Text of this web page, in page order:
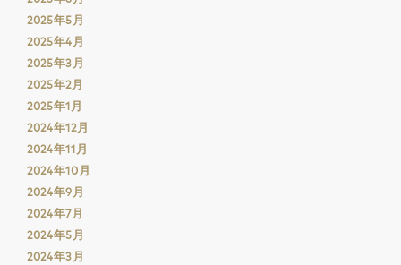
2025年5月
2025年4月
2025年3月
2025年2月
2025年1月
2024年12月
2024年11月
2024年10月
2024年9月
2024年7月
2024年5月
2024年3月